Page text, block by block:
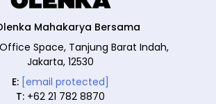
Mahakarya Bersama
Space, Tanjung Barat Indah,
Jakarta, 12530
E: [email protected]
T: +62 21 782 8870